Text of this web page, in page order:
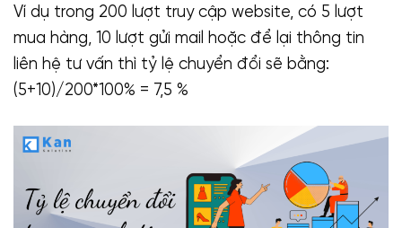
Ví dụ trong 200 lượt truy cập website, có 5 lượt
mua hàng, 10 lượt gửi mail hoặc để lại thông tin
liên hệ tư vấn thì tỷ lệ chuyển đổi sẽ bằng:
(5+10)/200*100% = 7,5 %